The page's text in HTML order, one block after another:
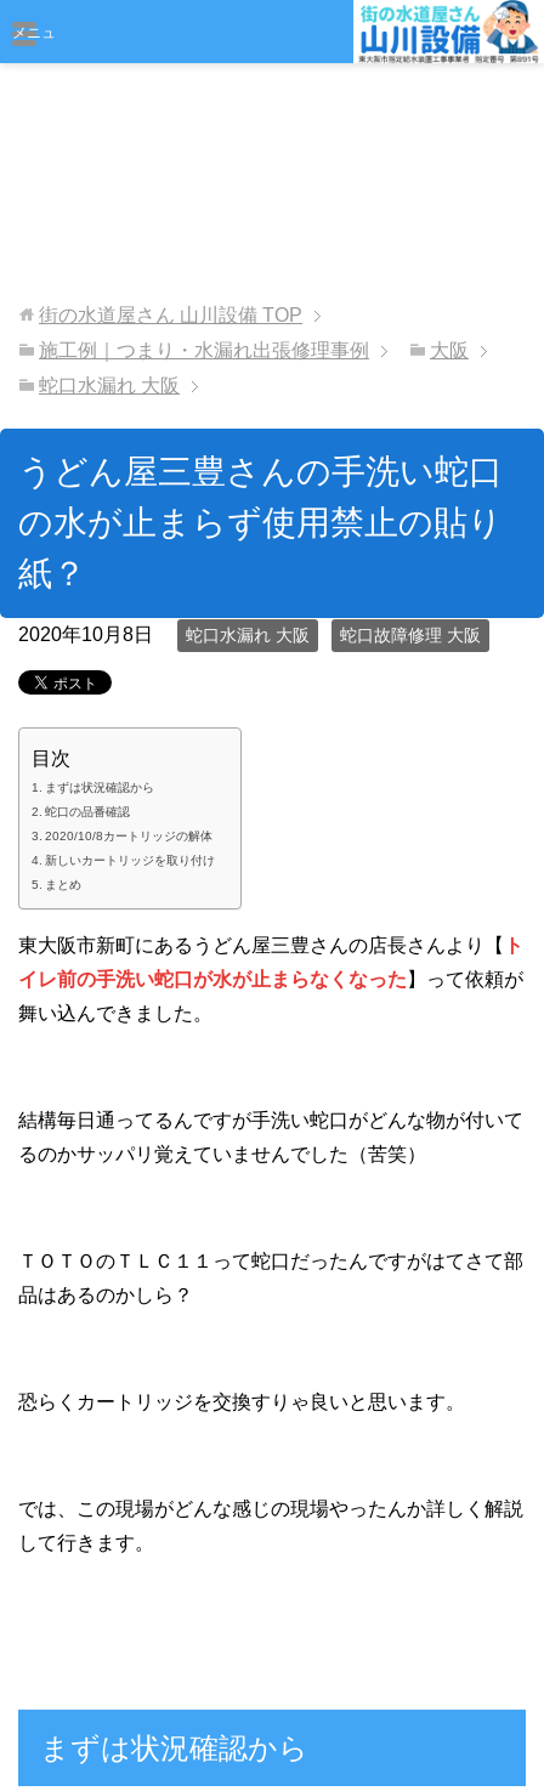
メニュ
街の水道屋さん 山川設備 TOP
施工例｜つまり・水漏れ出張修理事例
大阪
蛇口水漏れ 大阪
うどん屋三豊さんの手洗い蛇口
の水が止まらず使用禁止の貼り
紙？
2020年10月8日 蛇口水漏れ 大阪 蛇口故障修理 大阪
目次
まずは状況確認から
蛇口の品番確認
2020/10/8カートリッジの解体
新しいカートリッジを取り付け
まとめ
東大阪市新町にあるうどん屋三豊さんの店長さんより【 ト
イレ前の手洗い蛇口が水が止まらなくなった 】って依頼が
舞い込んできました。
結構毎日通ってるんですが手洗い蛇口がどんな物が付いて
るのかサッパリ覚えていませんでした（苦笑）
ＴＯＴＯのＴＬＣ１１って蛇口だったんですがはてさて部
品はあるのかしら？
恐らくカートリッジを交換すりゃ良いと思います。
では、この現場がどんな感じの現場やったんか詳しく解説
して行きます。
まずは状況確認から